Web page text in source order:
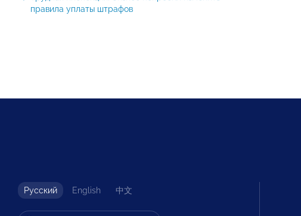
правила уплаты штрафов
Русский English 中文